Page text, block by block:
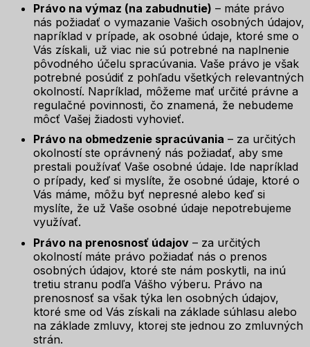
Právo na výmaz (na zabudnutie) – máte právo
nás požiadať o vymazanie Vašich osobných údajov,
napríklad v prípade, ak osobné údaje, ktoré sme o
Vás získali, už viac nie sú potrebné na naplnenie
pôvodného účelu spracúvania. Vaše právo je však
potrebné posúdiť z pohľadu všetkých relevantných
okolností. Napríklad, môžeme mať určité právne a
regulačné povinnosti, čo znamená, že nebudeme
môcť Vašej žiadosti vyhovieť.
Právo na obmedzenie spracúvania – za určitých
okolností ste oprávnený nás požiadať, aby sme
prestali používať Vaše osobné údaje. Ide napríklad
o prípady, keď si myslíte, že osobné údaje, ktoré o
Vás máme, môžu byť nepresné alebo keď si
myslíte, že už Vaše osobné údaje nepotrebujeme
využívať.
Právo na prenosnosť údajov – za určitých
okolností máte právo požiadať nás o prenos
osobných údajov, ktoré ste nám poskytli, na inú
tretiu stranu podľa Vášho výberu. Právo na
prenosnosť sa však týka len osobných údajov,
ktoré sme od Vás získali na základe súhlasu alebo
na základe zmluvy, ktorej ste jednou zo zmluvných
strán.